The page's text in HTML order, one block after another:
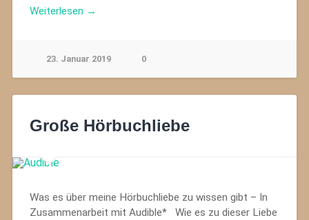
Weiterlesen →
23. Januar 2019 0
Große Hörbuchliebe
Was es über meine Hörbuchliebe zu wissen gibt – In
Zusammenarbeit mit Audible* Wie es zu dieser Liebe